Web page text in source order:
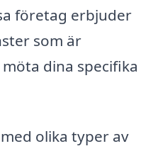
företag erbjuder
som är
dina specifika
olika typer av